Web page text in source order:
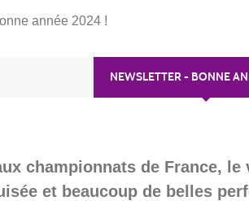
année 2024 !
NEWSLETTER - BONNE
championnats de France,
et beaucoup de belles